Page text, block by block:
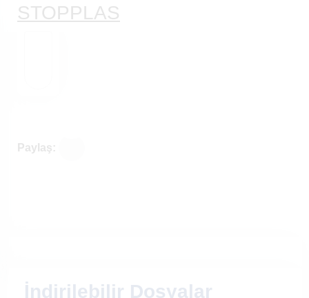
STOPPLAS
Paylaş:
İndirilebilir Dosyalar